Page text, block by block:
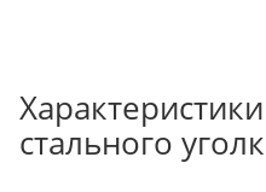
стального